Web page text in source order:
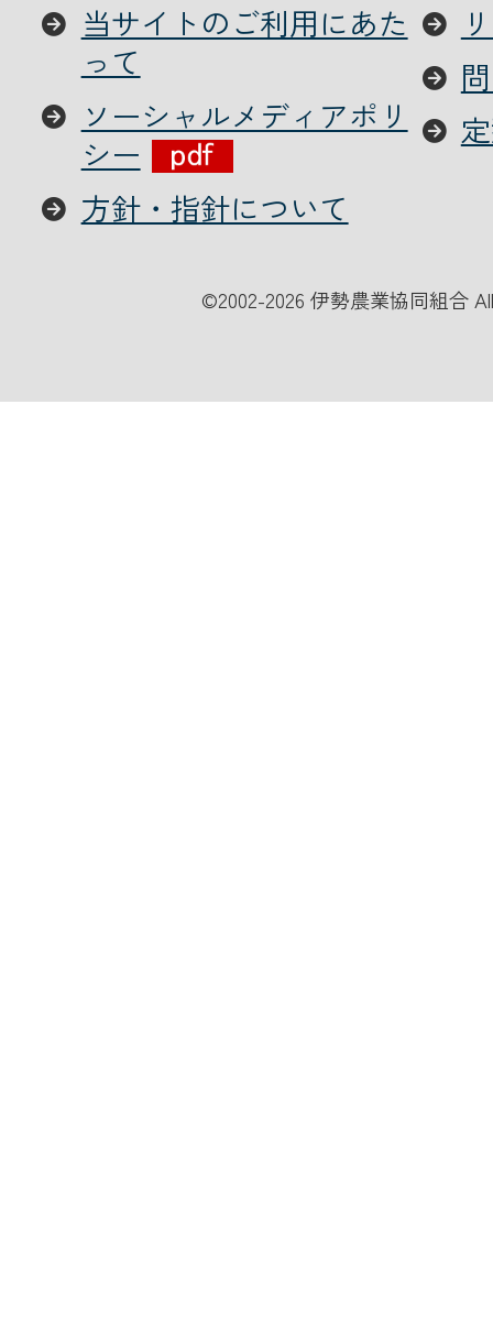
当サイトのご利用にあた
って
ソーシャルメディアポリ
シー
方針・指針について
©2002-2026 伊勢農業協同組合